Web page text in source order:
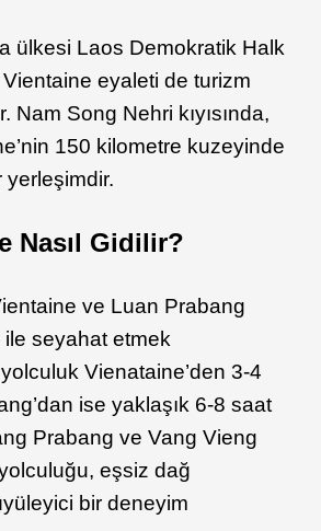
ülkesi Laos Demokratik Halk
Vientaine eyaleti de turizm
Nam Song Nehri kıyısında,
150 kilometre kuzeyinde
yerleşimdir.
Nasıl Gidilir?
ve Luan Prabang
ile seyahat etmek
Vienataine’den 3-4
ise yaklaşık 6-8 saat
Prabang ve Vang Vieng
eşsiz dağ
bir deneyim